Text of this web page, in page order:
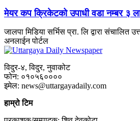
मेयर कप क्रिकेटको उपाधी वडा नम्बर ३
जालपा मिडिया सर्भिस प्रा. लि द्वारा संचालित
अनलाईन पोर्टल
विदुर-४, विदुर, नुवाकोट
फोन: ०१०५६००००
इमेल: news@uttargayadaily.com
हाम्रो टिम